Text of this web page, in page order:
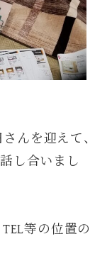
んを迎えて、
し合いまし
等の位置の